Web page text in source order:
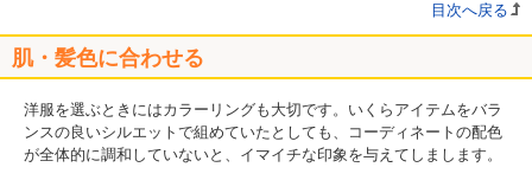
目次へ戻る
肌・髪色に合わせる
洋服を選ぶときにはカラーリングも大切です。いくらアイテムをバラ
ンスの良いシルエットで組めていたとしても、コーディネートの配色
が全体的に調和していないと、イマイチな印象を与えてしまします。